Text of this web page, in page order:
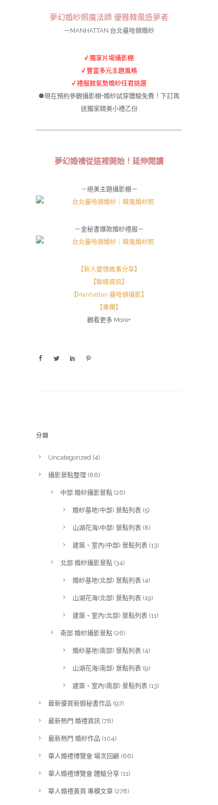
夢幻婚紗照魔法師 優雅韓風造夢者
－MANHATTAN 台北曼哈頓婚紗
√ 獨家片場攝影棚
√ 豐富多元主題風格
√ 禮服館氣勢婚紗任君挑選
●現在預約參觀攝影棚+婚紗試穿體驗免費！下訂再
送獨家精美小禮乙份
夢幻婚禮從這裡開始！延伸閱讀
－絕美主題攝影棚－
－金秘書爆款婚紗禮服－
【新人愛情故事分享】
【聯絡資訊】
【Manhattan 曼哈頓攝影】
【專欄】
觀看更多 More+
分類
Uncategorized (4)
攝影景點整理 (86)
中部 婚紗攝影景點 (26)
婚紗基地(中部) 景點列表 (5)
山湖花海(中部) 景點列表 (8)
建築、室內(中部) 景點列表 (13)
北部 婚紗攝影景點 (34)
婚紗基地(北部) 景點列表 (4)
山湖花海(北部) 景點列表 (19)
建築、室內(北部) 景點列表 (11)
南部 婚紗攝影景點 (26)
婚紗基地(南部) 景點列表 (4)
山湖花海(南部) 景點列表 (9)
建築、室內(南部) 景點列表 (13)
最新優質新娘秘書作品 (97)
最新熱門 婚禮資訊 (78)
最新熱門 婚紗作品 (104)
華人婚禮博覽會 場次回顧 (66)
華人婚禮博覽會 體驗分享 (11)
華人婚禮黃頁 專欄文章 (278)